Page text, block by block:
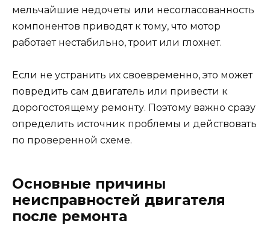
мельчайшие недочеты или несогласованность
компонентов приводят к тому, что мотор
работает нестабильно, троит или глохнет.
Если не устранить их своевременно, это может
повредить сам двигатель или привести к
дорогостоящему ремонту. Поэтому важно сразу
определить источник проблемы и действовать
по проверенной схеме.
Основные причины
неисправностей двигателя
после ремонта